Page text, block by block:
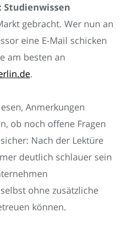
gebracht. Wer nun an
eine E-Mail schicken
am besten an
.
Anmerkungen
ob noch offene Fragen
Nach der Lektüre
deutlich schlauer sein
ohne zusätzliche
können.